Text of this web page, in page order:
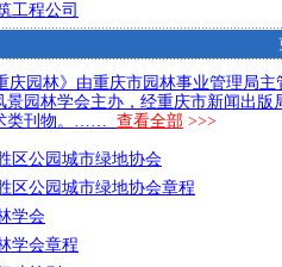
工程公司
庆园林》由重庆市园林事业管理局主
景园林学会主办，经重庆市新闻出版
类刊物。…… 查看全部 >>>
区公园城市绿地协会
区公园城市绿地协会章程
学会
学会章程